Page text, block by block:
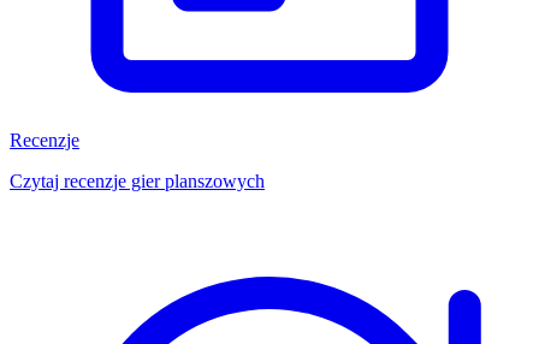
Recenzje
Czytaj recenzje gier planszowych